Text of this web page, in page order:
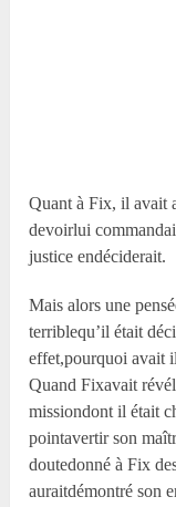
Quant à Fix, il avait
devoirlui
justice endéciderait.
Mais alors une
terriblequ’il était
effet,pourquoi avait
Quand Fixavait
missiondont il était
pointavertir son
doutedonné à Fix
auraitdémontré son